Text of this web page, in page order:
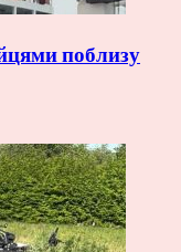
поблизу